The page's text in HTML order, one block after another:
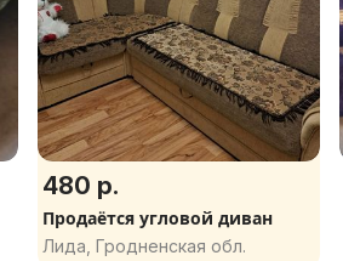
480 р.
Продаётся угловой диван
Лида, Гродненская обл.